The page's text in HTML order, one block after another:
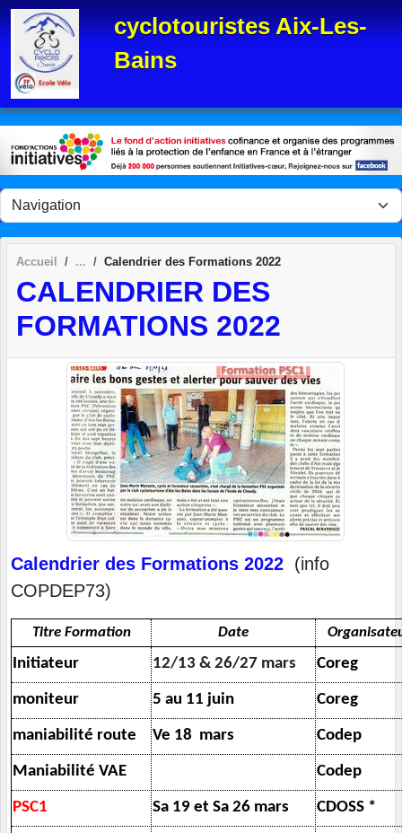
cyclotouristes Aix-Les-
Bains
Accueil Calendrier des Formations 2022
CALENDRIER DES
FORMATIONS 2022
Calendrier des Formations 2022 (info
COPDEP73)
Titre Formation Date
Initiateur 12/13 & 26/27 mars Coreg
moniteur 5 au 11 juin Coreg
maniabilité route Ve 18 mars Codep
Maniabilité VAE Codep
PSC1 Sa 19 et Sa 26 mars CDOSS *
Panneau de gestion des cookies